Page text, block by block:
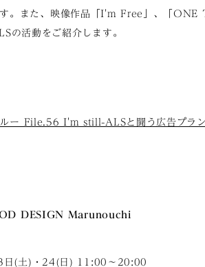
。また、映像作品「I'm Free」、「
の活動をご紹介します。
ー File.56 I'm still-ALSと闘う広告プラ
DESIGN Marunouchi
(土)・24(日) 11:00〜20:00